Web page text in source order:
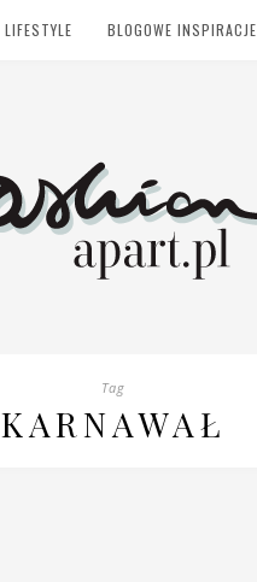
LIFESTYLE BLOGOWE INSPIRACJE
Tag
KARNAWAŁ